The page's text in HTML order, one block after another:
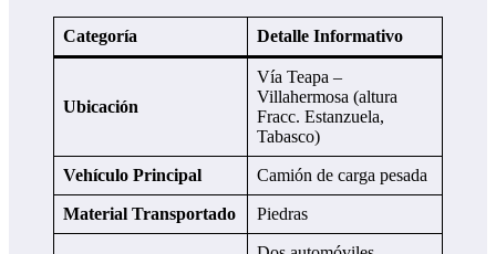
Categoría Detalle Informativo
Ubicación
Vía Teapa –
Villahermosa (altura
Fracc. Estanzuela,
Tabasco)
Vehículo Principal Camión de carga pesada
Material Transportado Piedras